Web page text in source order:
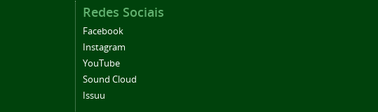
Redes Sociais
Facebook
Instagram
YouTube
Sound Cloud
Issuu